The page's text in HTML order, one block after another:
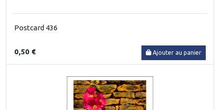
Postcard 436
0,50 € Ajouter au panier